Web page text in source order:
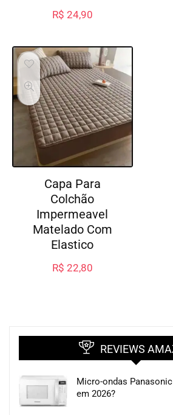
R$ 24,90
Capa Para
Colchão
Impermeavel
Matelado Com
Elastico
R$ 22,80
REVIEWS
Micro-ondas
em 2026?